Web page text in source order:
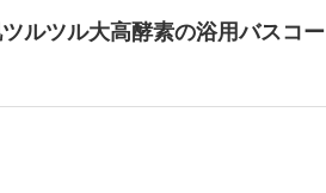
ルツル大高酵素の浴用バスコー